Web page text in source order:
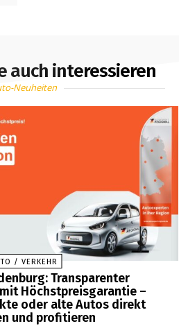
auch interessieren
Neuheiten
/ VERKEHR
Transparenter
Höchstpreisgarantie –
oder alte Autos direkt
und profitieren